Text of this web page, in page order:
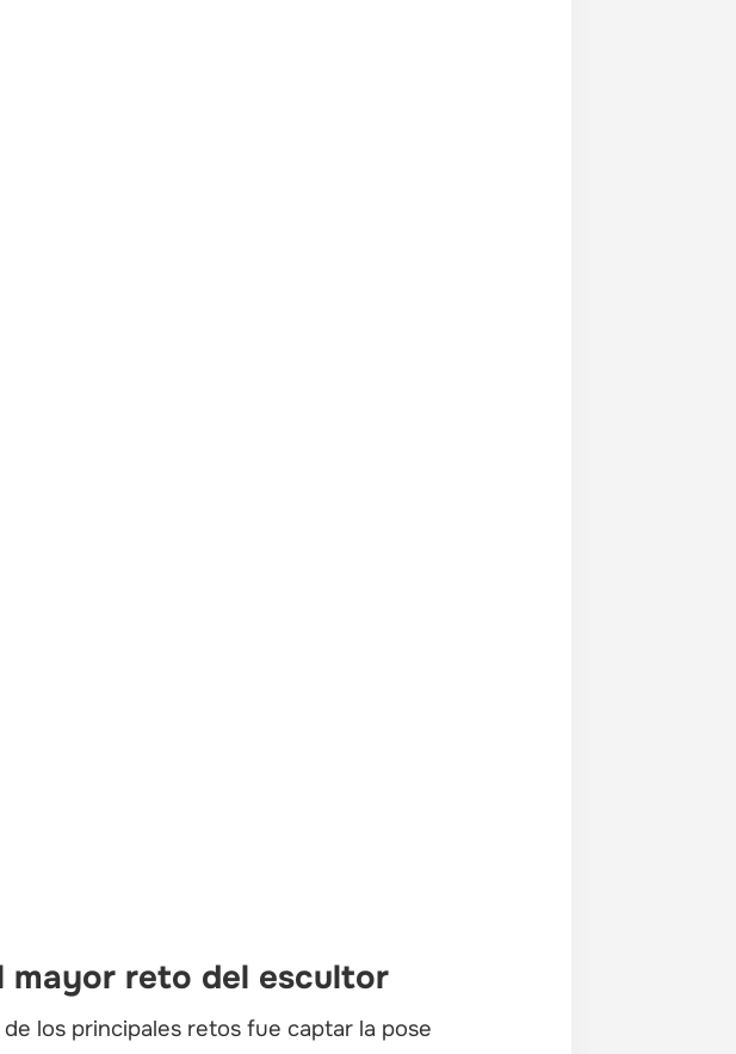
mayor reto del escultor
los principales retos fue captar la pose